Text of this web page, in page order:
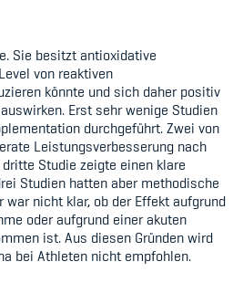
Sie besitzt antioxidative
von reaktiven
könnte und sich daher positiv
Erst sehr wenige Studien
durchgeführt. Zwei von
Leistungsverbesserung nach
Studie zeigte einen klare
Studien hatten aber methodische
war nicht klar, ob der Effekt aufgrund
oder aufgrund einer akuten
ist. Aus diesen Gründen wird
bei Athleten nicht empfohlen.